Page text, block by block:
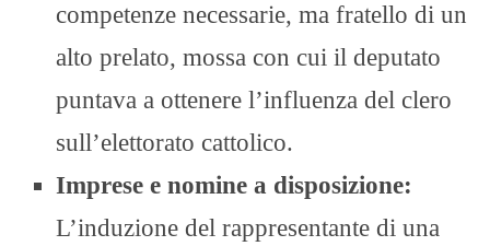
competenze necessarie, ma fratello di un
alto prelato, mossa con cui il deputato
puntava a ottenere l’influenza del clero
sull’elettorato cattolico.
Imprese e nomine a disposizione:
L’induzione del rappresentante di una